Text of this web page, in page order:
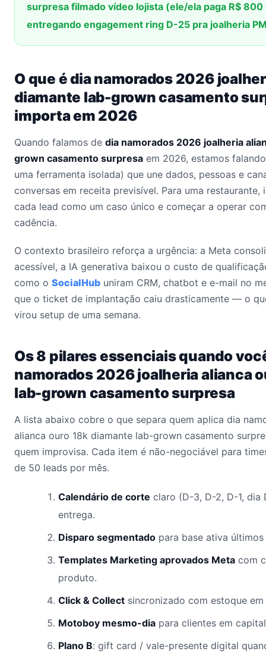
surpresa filmado vídeo lojista (ele/ela paga R$
entregando engagement ring D-25 pra joalheria
O que é dia namorados 2026
diamante lab-grown casamento
importa em 2026
Quando falamos de dia namorados 2026 joalheria
grown casamento surpresa em 2026, estamos
uma ferramenta isolada) que une dados, pessoas e
conversas em receita previsível. Para uma
cada lead como um caso único e começar a operar
cadência.
O contexto brasileiro reforça a urgência: a Meta
acessível, a IA generativa baixou o custo de
como o SocialHub uniram CRM, chatbot e e-mail no
que o ticket de implantação caiu drasticamente — o
virou setup de uma semana.
Os 8 pilares essenciais quando
namorados 2026 joalheria alianca
lab-grown casamento surpresa
A lista abaixo cobre o que separa quem aplica dia
alianca ouro 18k diamante lab-grown casamento
quem improvisa. Cada item é não-negociável para
de 50 leads por mês.
Calendário de corte claro (D-3, D-2, D-1, dia
entrega.
Disparo segmentado para base ativa
Templates Marketing aprovados Meta com
produto.
Click & Collect sincronizado com estoque
Motoboy mesmo-dia para clientes em
Plano B: gift card / vale-presente digital